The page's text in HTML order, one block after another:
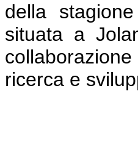
della
situata a
ricerca e